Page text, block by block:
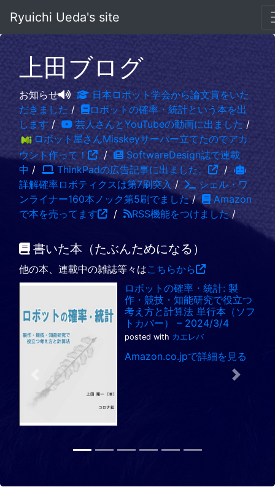
Ryuichi Ueda's site
上田ブログ
お知らせ
日本ロボット学会から論文賞をいた
だきました /
ロボットの確率・統計という本を出
します / 芸人さんとYouTubeの動画に出ました /
ロボット屋さんMisskeyサーバー立てたのでアカ
ウント作って！
/
SoftwareDesign誌で連載
中 / ThinkPadの広告記事に出ました。
/
詳解確率ロボティクスは第7刷突入 /
シェル・ワ
ンライナー160本ノック第5刷でました/
Amazon
で本を売ってます
/ RSS機能をつけました /
書いた本（たぶんためになる）
他の本、連載中の雑誌等々はこちらから
ロボットの確率・統計: 製
作・競技・知能研究で役立つ
考え方と計算法 単行本（ソフ
トカバー） – 2024/3/4
posted with カエレバ
Amazon.co.jpで詳細を見る
Previous Next